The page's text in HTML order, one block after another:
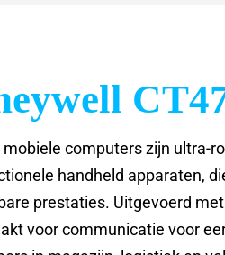
mobiele computers zijn ultra-
handheld apparaten,
prestaties. Uitgevoerd
voor communicatie voor